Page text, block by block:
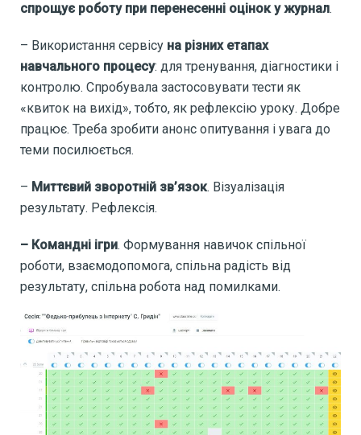
спрощує роботу при перенесенні оцінок у журнал.
– Використання сервісу на різних етапах
навчального процесу: для тренування, діагностики і
контролю. Спробувала застосовувати тести як
«квиток на вихід», тобто, як рефлексію уроку. Добре
працює. Треба зробити анонс опитування і увага до
теми посилюється.
– Миттєвий зворотній зв’язок. Візуалізація
результату. Рефлексія.
– Командні ігри. Формування навичок спільної
роботи, взаємодопомога, спільна радість від
результату, спільна робота над помилками.